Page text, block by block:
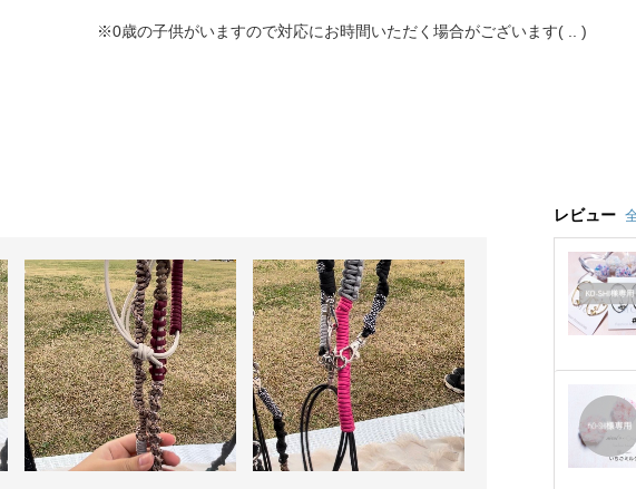
※0歳の子供がいますので対応にお時間いただく場合がございます( .. )
レビュー